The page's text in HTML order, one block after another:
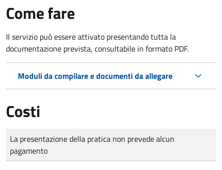
Come fare
Il servizio può essere attivato presentando tutta la
documentazione prevista, consultabile in formato PDF.
Moduli da compilare e documenti da allegare
Costi
Tipo di pagamento
Importo
La presentazione della pratica non prevede alcun
pagamento